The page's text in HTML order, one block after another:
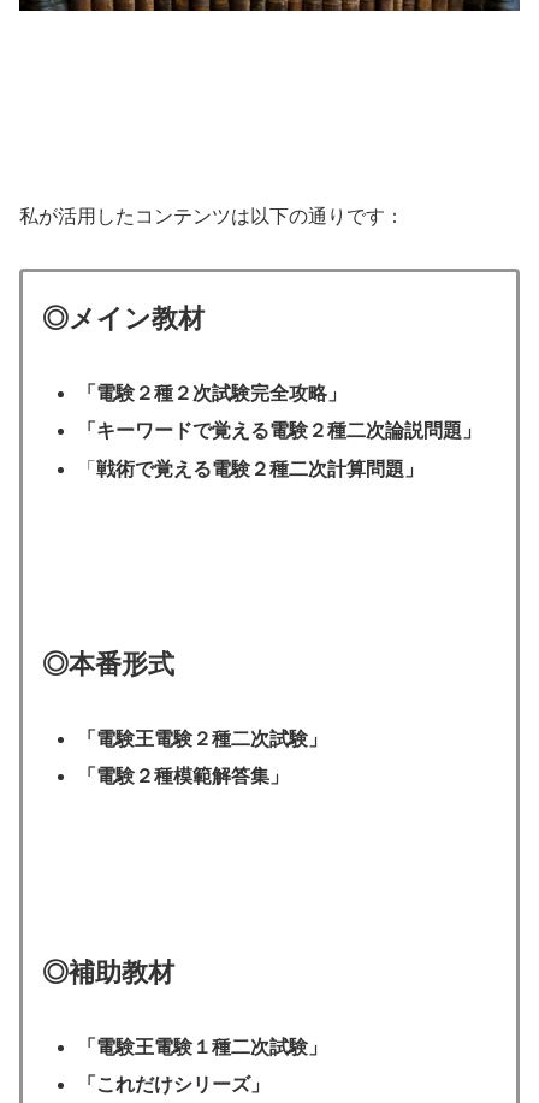
私が活用したコンテンツは以下の通りです：
◎メイン教材
「電験２種２次試験完全攻略」
「キーワードで覚える電験２種二次論説問題」
「戦術で覚える電験２種二次計算問題」
◎本番形式
「電験王電験２種二次試験」
「電験２種模範解答集」
◎補助教材
「電験王電験１種二次試験」
「これだけシリーズ」